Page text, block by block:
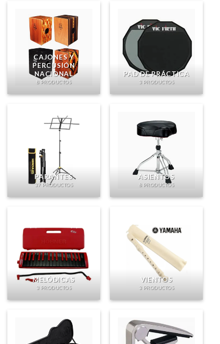
CAJONES Y
PERCUSIÓN
NACIONAL
8 PRODUCTOS
PAD DE PRÁCTICA
3 PRODUCTOS
PARANTES
37 PRODUCTOS
ASIENTOS
8 PRODUCTOS
MELÓDICAS
3 PRODUCTOS
VIENTOS
3 PRODUCTOS